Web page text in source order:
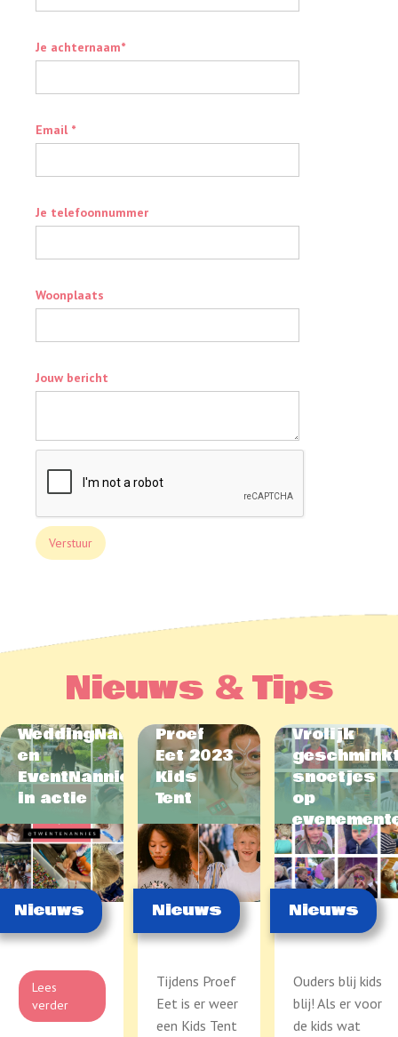
Je achternaam*
Email *
Je telefoonnummer
Woonplaats
Jouw bericht
Nieuws & Tips
WeddingNannies
en
EventNannies
in actie
Nieuws
Lees
verder
Proef
Eet 2023
Kids
Tent
Nieuws
Tijdens Proef
Eet is er weer
een Kids Tent
Vrolijk
snoetjes
op
Nieuws
Ouders blij kids
blij! Als er voor
de kids wat